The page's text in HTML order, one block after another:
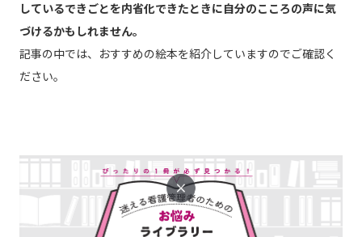
しているできごとを内省化できたときに自分のこころの声に気
づけるかもしれません。
記事の中では、おすすめの絵本を紹介していますのでご確認く
ださい。